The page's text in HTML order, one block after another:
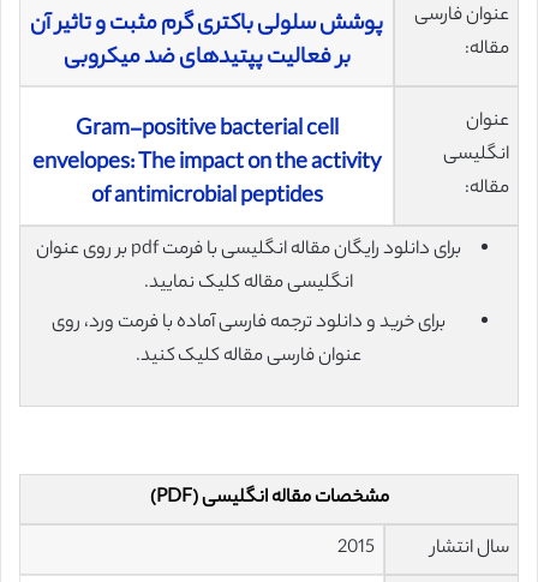
عنوان فارسی
مقاله:
پوشش سلولی باکتری گرم مثبت و تاثیر آن
بر فعالیت پپتیدهای ضد میکروبی
عنوان
انگلیسی
مقاله:
Gram-positive bacterial cell
envelopes: The impact on the activity
of antimicrobial peptides
برای دانلود رایگان مقاله انگلیسی با فرمت pdf بر روی عنوان
انگلیسی مقاله کلیک نمایید.
برای خرید و دانلود ترجمه فارسی آماده با فرمت ورد، روی
عنوان فارسی مقاله کلیک کنید.
مشخصات مقاله انگلیسی (PDF)
سال انتشار
2015